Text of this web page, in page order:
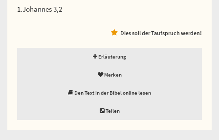
1.Johannes 3,2
Dies soll der Taufspruch werden!
Erläuterung
Merken
Den Text in der Bibel online lesen
Teilen